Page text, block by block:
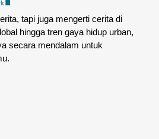
tapi juga mengerti cerita di
hingga tren gaya hidup urban,
secara mendalam untuk